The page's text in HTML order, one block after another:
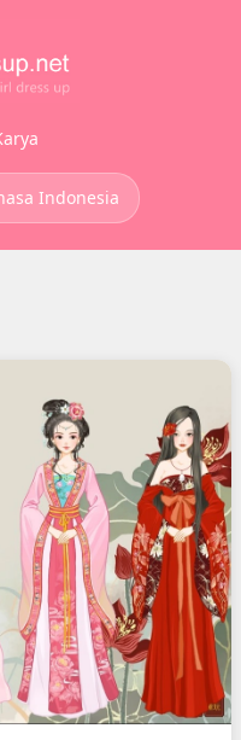
Indonesia